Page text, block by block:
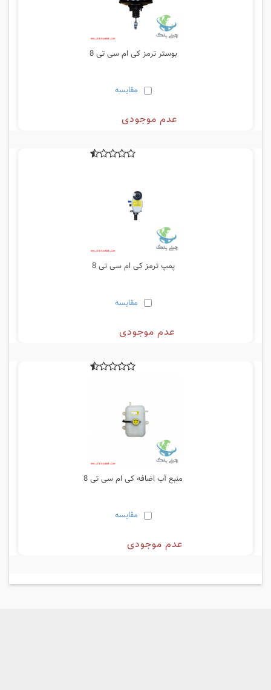
بوستر ترمز کی ام سی تی 8
مقایسه
عدم موجودی
پمپ ترمز کی ام سی تی 8
مقایسه
عدم موجودی
منبع آب اضافه کی ام سی تی 8
مقایسه
عدم موجودی